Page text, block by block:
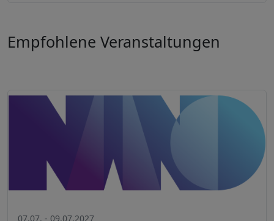
Empfohlene Veranstaltungen
07.07. - 09.07.2027